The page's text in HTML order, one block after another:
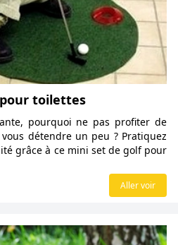
toilettes
pourquoi ne pas profiter de
détendre un peu ? Pratiquez
grâce à ce mini set de golf pour
Aller voir